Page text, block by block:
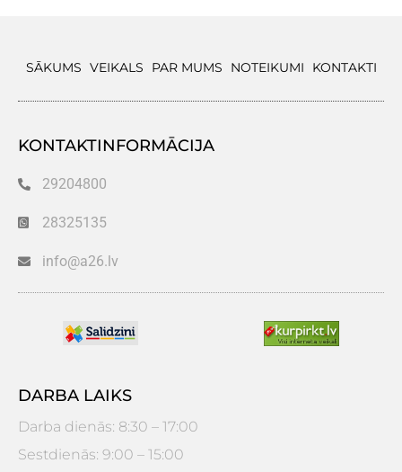
SĀKUMS VEIKALS PAR MUMS NOTEIKUMI KONTAKTI
KONTAKTINFORMĀCIJA
29204800
28325135
info@a26.lv
DARBA LAIKS
Darba dienās: 8:30 – 17:00
Sestdienās: 9:00 – 15:00